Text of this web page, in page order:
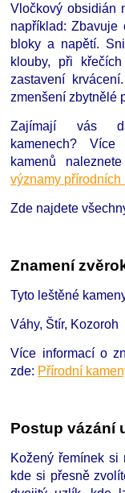
Vločkový obsidián
například: Zbavuje
bloky a napětí.
klouby, při
zastavení
zmenšení zbytnělé
Zajímají vás
kamenech?Více
kamenů
významy přírodních
Zde najdete
Znamení
Tyto leštěné
Váhy, Štír, Kozoroh
Více informací o
zde: Přírodní
Postup vázání
Kožený řemínek si
kde si přesně